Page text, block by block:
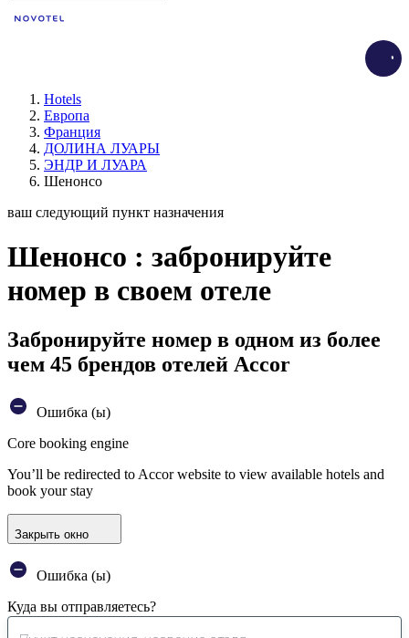
Hotels
Европа
Франция
ДОЛИНА ЛУАРЫ
ЭНДР И ЛУАРА
Шенонсо
ваш следующий пункт назначения
Шенонсо : забронируйте
номер в своем отеле
Забронируйте номер в одном из более
чем 45 брендов отелей Accor
Ошибка (ы)
Core booking engine
You’ll be redirected to Accor website to view available hotels and
book your stay
Закрыть окно
Ошибка (ы)
Куда вы отправляетесь?